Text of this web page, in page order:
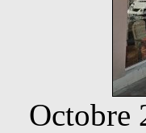
Octobre